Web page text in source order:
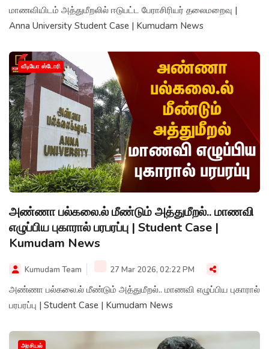
மாணவியிடம் அத்துமீறலில் ஈடுபட்ட பேராசிரியர் தலைமறைவு |
Anna University Student Case | Kumudam News
வீடியோ ஸ்டோரி
அண்ணா பல்கலை.ல் மீண்டும் அத்துமீறல்.. மாணவி
எழுப்பிய புகாரால் பரபரப்பு | Student Case |
Kumudam News
Kumudam Team 27 Mar 2026, 02:22 PM
அண்ணா பல்கலை.ல் மீண்டும் அத்துமீறல்.. மாணவி எழுப்பிய புகாரால்
பரபரப்பு | Student Case | Kumudam News
அரசியல்